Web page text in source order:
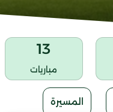
13
مباريات
المسيرة